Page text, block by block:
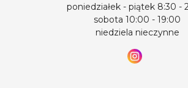
poniedziałek - piątek 8:30 -
sobota 10:00 - 19:00
niedziela nieczynne